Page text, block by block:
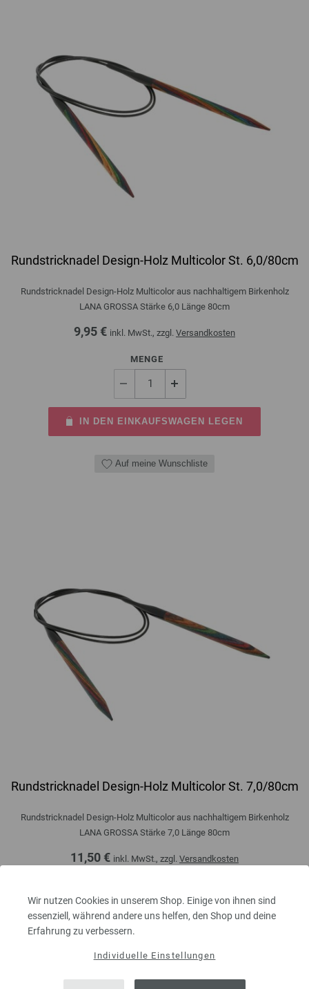
Wir nutzen Cookies in unserem Shop. Einige von ihnen sind
essenziell, während andere uns helfen, den Shop und deine
Erfahrung zu verbessern.
Individuelle Einstellungen
Rundstricknadel Design-Holz Multicolor St. 6,0/80cm
Rundstricknadel Design-Holz Multicolor aus nachhaltigem Birkenholz
LANA GROSSA Stärke 6,0 Länge 80cm
9,95 € inkl. MwSt., zzgl. Versandkosten
MENGE
IN DEN EINKAUFSWAGEN LEGEN
Auf meine Wunschliste
Rundstricknadel Design-Holz Multicolor St. 7,0/80cm
Rundstricknadel Design-Holz Multicolor aus nachhaltigem Birkenholz
LANA GROSSA Stärke 7,0 Länge 80cm
11,50 € inkl. MwSt., zzgl. Versandkosten